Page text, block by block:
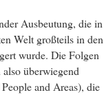
Ausbeutung, die in
Welt großteils in den
wurde. Die Folgen
überwiegend
and Areas), die